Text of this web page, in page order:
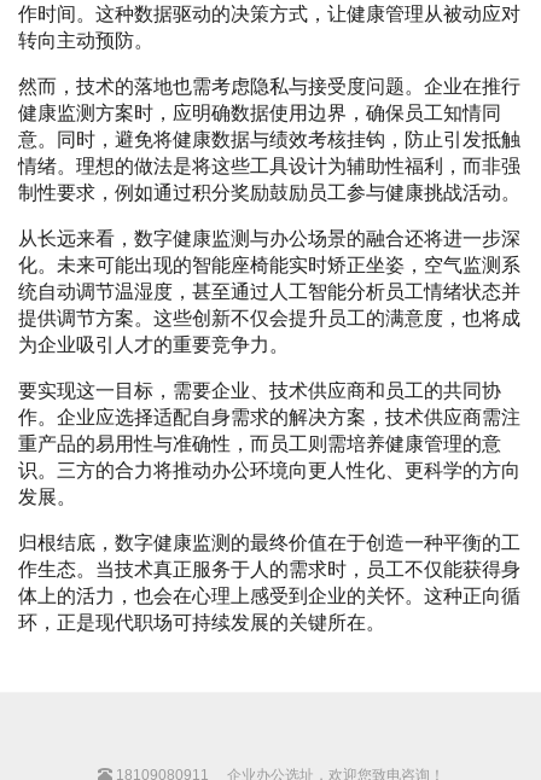
作时间。这种数据驱动的决策方式，让健康管理从被动应对
转向主动预防。
然而，技术的落地也需考虑隐私与接受度问题。企业在推行
健康监测方案时，应明确数据使用边界，确保员工知情同
意。同时，避免将健康数据与绩效考核挂钩，防止引发抵触
情绪。理想的做法是将这些工具设计为辅助性福利，而非强
制性要求，例如通过积分奖励鼓励员工参与健康挑战活动。
从长远来看，数字健康监测与办公场景的融合还将进一步深
化。未来可能出现的智能座椅能实时矫正坐姿，空气监测系
统自动调节温湿度，甚至通过人工智能分析员工情绪状态并
提供调节方案。这些创新不仅会提升员工的满意度，也将成
为企业吸引人才的重要竞争力。
要实现这一目标，需要企业、技术供应商和员工的共同协
作。企业应选择适配自身需求的解决方案，技术供应商需注
重产品的易用性与准确性，而员工则需培养健康管理的意
识。三方的合力将推动办公环境向更人性化、更科学的方向
发展。
归根结底，数字健康监测的最终价值在于创造一种平衡的工
作生态。当技术真正服务于人的需求时，员工不仅能获得身
体上的活力，也会在心理上感受到企业的关怀。这种正向循
环，正是现代职场可持续发展的关键所在。
18109080911 企业办公选址，欢迎您致电咨询！